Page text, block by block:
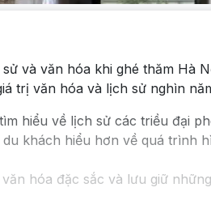
và văn hóa khi ghé thăm Hà
trị văn hóa và lịch sử nghìn
hiểu về lịch sử các triều đại
khách hiểu hơn về quá trình
hóa đặc sắc và lưu giữ